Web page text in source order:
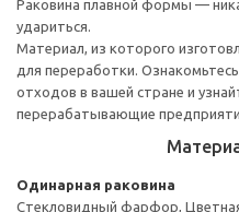
Раковина плавной формы —
удариться.
Материал, из которого
для переработки.
отходов в вашей стране и
перерабатывающие
Одинарная раковина
Стекловидный фарфор, Цветная